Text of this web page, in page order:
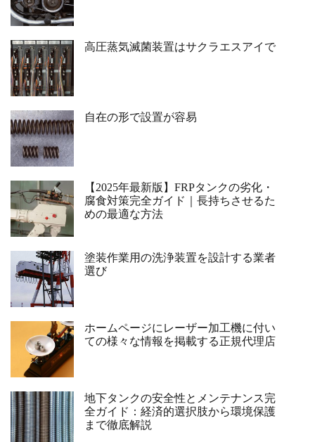
高圧蒸気滅菌装置はサクラエスアイで
自在の形で設置が容易
【2025年最新版】FRPタンクの劣化・
腐食対策完全ガイド｜長持ちさせるた
めの最適な方法
塗装作業用の洗浄装置を設計する業者
選び
ホームページにレーザー加工機に付い
ての様々な情報を掲載する正規代理店
地下タンクの安全性とメンテナンス完
全ガイド：経済的選択肢から環境保護
まで徹底解説